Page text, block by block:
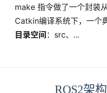
make 指令做了一个封装
Catkin编译系统下，一个
目录空间 ：src、...
ROS2架